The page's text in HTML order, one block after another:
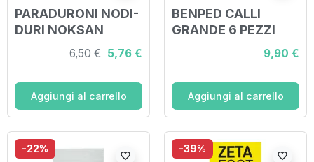
PARADURONI NODI-
DURI NOKSAN
GREEN 4 PEZZI
6,50 € 5,76 €
Aggiungi al carrello
BENPED CALLI
GRANDE 6 PEZZI
9,90 €
Aggiungi al carrello
-22%
favorite_border
-39%
favorite_border